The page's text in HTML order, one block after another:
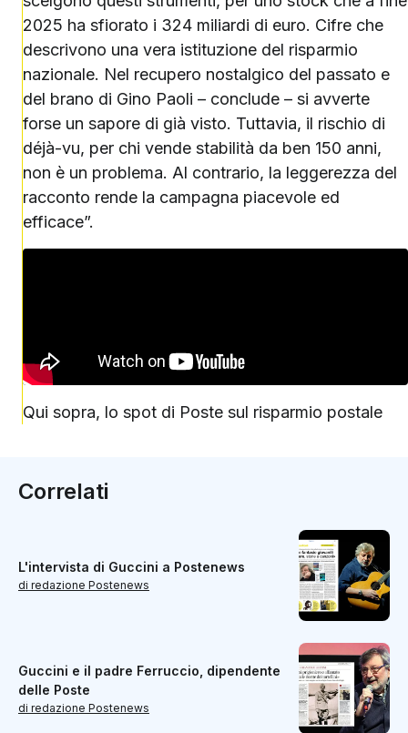
2025 ha sfiorato i 324 miliardi di euro. Cifre che
descrivono una vera istituzione del risparmio
nazionale. Nel recupero nostalgico del passato e
del brano di Gino Paoli – conclude – si avverte
forse un sapore di già visto. Tuttavia, il rischio di
déjà-vu, per chi vende stabilità da ben 150 anni,
non è un problema. Al contrario, la leggerezza del
racconto rende la campagna piacevole ed
efficace”.
Qui sopra, lo spot di Poste sul risparmio postale
Correlati
L'intervista di Guccini a Postenews
di redazione Postenews
Guccini e il padre Ferruccio, dipendente
delle Poste
di redazione Postenews